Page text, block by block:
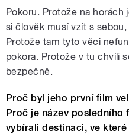
Pokoru. Protože na
si člověk musí vzít s
Protože tam tyto věci
pokora. Protože v tu chvíli
bezpečně.
Proč byl jeho první film
Proč je název posledního
vybírali destinaci, ve